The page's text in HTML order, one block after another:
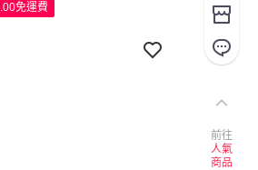
免運費
前往
人氣
商品